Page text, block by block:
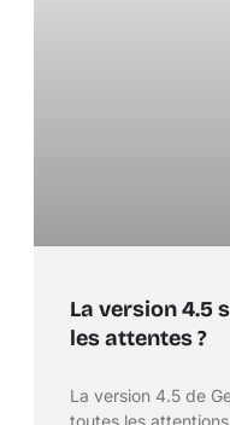
La version 4.5
les attentes ?
La version 4.5 de